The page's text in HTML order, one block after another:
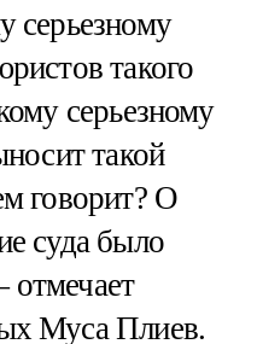
серьезному
такого
серьезному
такой
говорит? О
суда было
Муса Плиев.